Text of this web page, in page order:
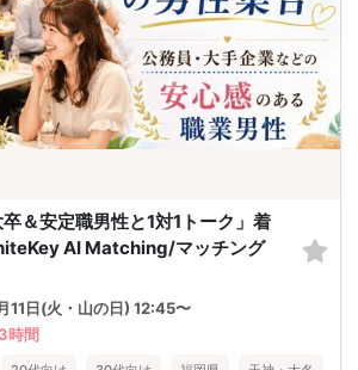
＆安定職男性と1対1トーク」着
AI Matching/マッチング
11日(火・山の日) 12:45〜
時間